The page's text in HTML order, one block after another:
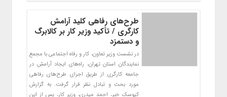
طرح‌های رفاهی کلید آرامش
کارگری / تأکید وزیر کار بر کالابرگ
و دستمزد
در نشست وزیر تعاون، کار و رفاه اجتماعی با مجمع
نمایندگان استان تهران، راه‌های ایجاد آرامش در
جامعه کارگری از طریق اجرای طرح‌های رفاهی
مورد بحث و تبادل نظر قرار گرفت. به گزارش
کیوسک خبر، احمد میدری، وزیر کار، پس از این